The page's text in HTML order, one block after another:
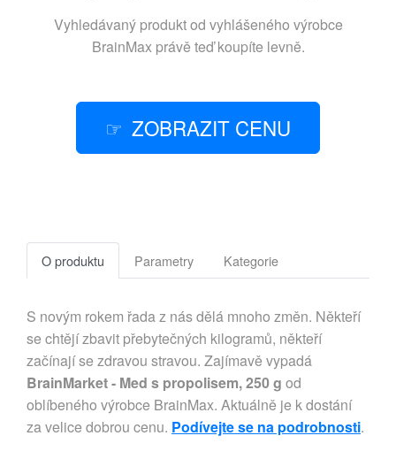
Vyhledávaný produkt od vyhlášeného výrobce
BrainMaxprávě teď koupíte levně.
ZOBRAZIT CENU
O produktu Parametry Kategorie
S novým rokem řada z nás dělá mnoho změn. Někteří
se chtějí zbavit přebytečných kilogramů, někteří
začínají se zdravou stravou. Zajímavě vypadá
BrainMarket - Med s propolisem, 250 g od
oblíbeného výrobce BrainMax. Aktuálně je k dostání
za velice dobrou cenu. Podívejte se na podrobnosti.